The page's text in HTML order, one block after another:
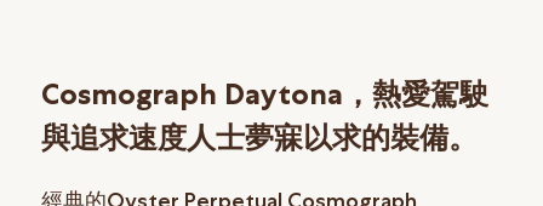
Cosmograph Daytona，熱愛駕駛
與追求速度人士夢寐以求的裝備。
經典的Oyster Perpetual Cosmograph